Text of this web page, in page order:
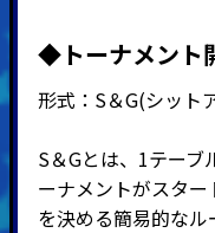
◆トーナメント
形式： S＆G(シット
S＆Gとは、1テー
ーナメントがスタ
を決める簡易的なル